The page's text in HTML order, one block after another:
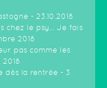
- 23.10.2018
chez le psy... Je fais
2018
pas comme les
dès la rentrée - 3